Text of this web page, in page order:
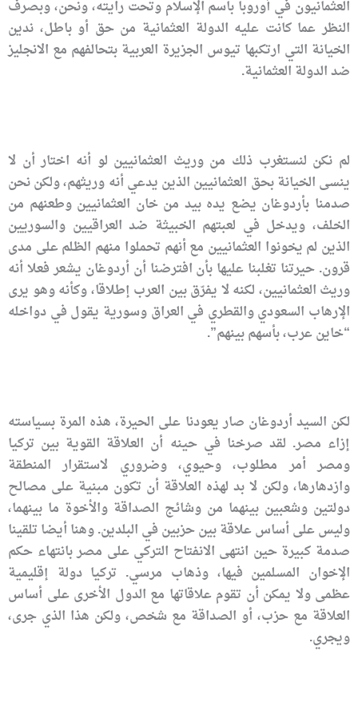
العثمانيون في أوروبا باسم الإسلام وتحت رايته، ونحن، وبصرف
النظر عما كانت عليه الدولة العثمانية من حق أو باطل، ندين
الخيانة التي ارتكبها تيوس الجزيرة العربية بتحالفهم مع الانجليز
ضد الدولة العثمانية.
لم نكن لنستغرب ذلك من وريث العثمانيين لو أنه اختار أن لا
ينسى الخيانة بحق العثمانيين الذين يدعي أنه وريثهم، ولكن نحن
صدمنا بأردوغان يضع يده بيد من خان العثمانيين وطعنهم من
الخلف، ويدخل في لعبتهم الخبيثة ضد العراقيين والسوريين
الذين لم يخونوا العثمانيين مع أنهم تحملوا منهم الظلم على مدى
قرون. حيرتنا تغلبنا عليها بأن افترضنا أن أردوغان يشعر فعلا أنه
وريث العثمانيين، لكنه لا يفرّق بين العرب إطلاقا، وكأنه وهو يرى
الإرهاب السعودي والقطري في العراق وسورية يقول في دواخله
“خاين عرب، بأسهم بينهم”.
لكن السيد أردوغان صار يعودنا على الحيرة، هذه المرة بسياسته
إزاء مصر. لقد صرخنا في حينه أن العلاقة القوية بين تركيا
ومصر أمر مطلوب، وحيوي، وضروري لاستقرار المنطقة
وازدهارها، ولكن لا بد لهذه العلاقة أن تكون مبنية على مصالح
دولتين وشعبين بينهما من وشائج الصداقة والأخوة ما بينهما،
وليس على أساس علاقة بين حزبين في البلدين. وهنا أيضا تلقينا
صدمة كبيرة حين انتهى الانفتاح التركي على مصر بانتهاء حكم
الإخوان المسلمين فيها، وذهاب مرسي. تركيا دولة إقليمية
عظمى ولا يمكن أن تقوم علاقاتها مع الدول الأخرى على أساس
العلاقة مع حزب، أو الصداقة مع شخص، ولكن هذا الذي جرى،
ويجري.